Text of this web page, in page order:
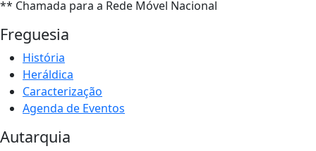
** Chamada para a Rede Móvel Nacional
Freguesia
História
Heráldica
Caracterização
Agenda de Eventos
Autarquia